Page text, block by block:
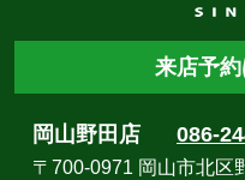
来店予
岡山野田店 086-
〒700-0971 岡山市北区